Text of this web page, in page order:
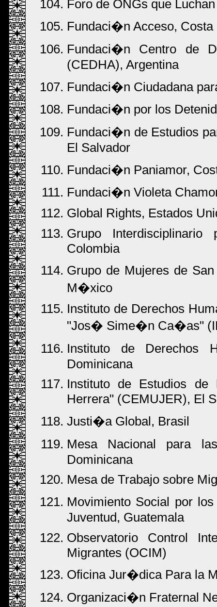
Foro de ONGs que
Fundaci�n Acceso, Costa
Fundaci�n Centro de
(CEDHA), Argentina
Fundaci�n Ciudadana
Fundaci�n por los
Fundaci�n de Estudios
El Salvador
Fundaci�n Paniamor,
Fundaci�n Violeta
Global Rights, Estados
Grupo
Colombia
Grupo de Mujeres de
M�xico
Instituto de Derechos
"Jos� Sime�n Ca�as"
Instituto de Derechos
Dominicana
Instituto de Estudios
Herrera" (CEMUJER), El
Justi�a Global, Brasil
Mesa Nacional para
Dominicana
Mesa de Trabajo sobre
Movimiento Social por
Juventud, Guatemala
Observatorio Control
Migrantes (OCIM)
Oficina Jur�dica Para la
Organizaci�n Fraternal